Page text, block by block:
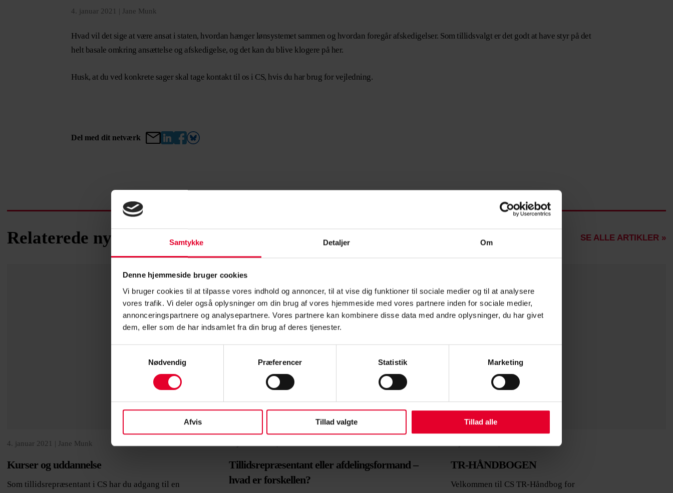
Samtykke Detaljer Om
Denne hjemmeside bruger cookies
Vi bruger cookies til at tilpasse vores indhold og annoncer, til at vise dig funktioner til sociale medier og til at analysere
vores trafik. Vi deler også oplysninger om din brug af vores hjemmeside med vores partnere inden for sociale medier,
annonceringspartnere og analysepartnere. Vores partnere kan kombinere disse data med andre oplysninger, du har givet
dem, eller som de har indsamlet fra din brug af deres tjenester.
Nødvendig
Præferencer Statistik Marketing
Afvis Tillad valgte Tillad alle
4. januar 2021 | Jane Munk
Hvad vil det sige at være ansat i staten, hvordan hænger lønsystemet sammen og hvordan foregår afskedigelser. Som tillidsvalgt er det godt at have styr på det
helt basale omkring ansættelse og afskedigelse, og det kan du blive klogere på her.
Husk, at du ved konkrete sager skal tage kontakt til os i CS, hvis du har brug for vejledning.
Del med dit netværk
Relaterede nyheder SE ALLE ARTIKLER »
4. januar 2021 | Jane Munk
Kurser og uddannelse
Som tillidsrepræsentant i CS har du adgang til en
Tillidsrepræsentant eller afdelingsformand –
hvad er forskellen?
TR-HÅNDBOGEN
Velkommen til CS TR-Håndbog for